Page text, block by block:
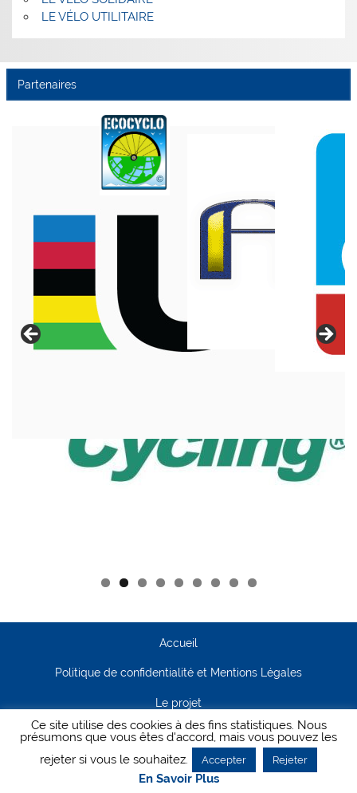
LE VÉLO UTILITAIRE
Partenaires
Accueil
Politique de confidentialité et Mentions Légales
Le projet
Contact
- Pour Cyclisme Pour Tous
Ce site utilise des cookies à des fins statistiques. Nous
présumons que vous êtes d'accord, mais vous pouvez les
rejeter si vous le souhaitez.
Accepter Rejeter
En Savoir Plus